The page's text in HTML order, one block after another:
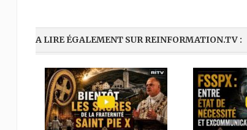
A LIRE ÉGALEMENT SUR REINFORMATION.TV :